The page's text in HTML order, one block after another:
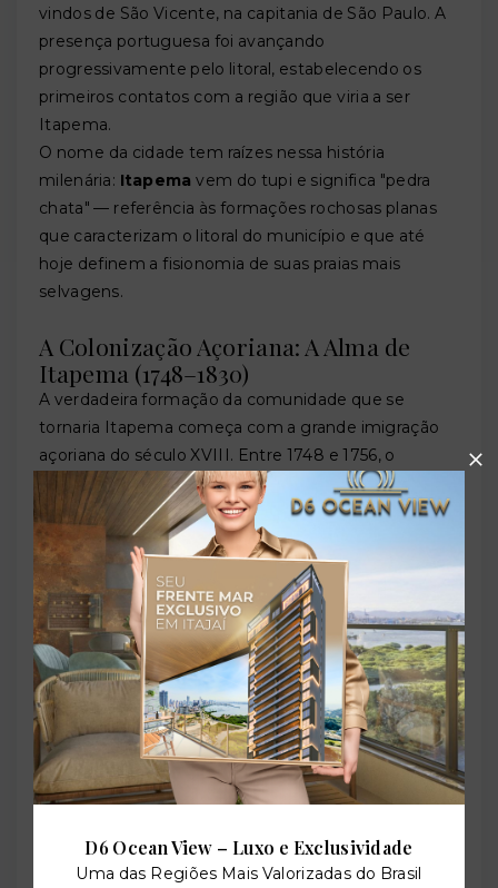
vindos de São Vicente, na capitania de São Paulo. A
presença portuguesa foi avançando
progressivamente pelo litoral, estabelecendo os
primeiros contatos com a região que viria a ser
Itapema.
O nome da cidade tem raízes nessa história
milenária: Itapema vem do tupi e significa "pedra
chata" — referência às formações rochosas planas
que caracterizam o litoral do município e que até
hoje definem a fisionomia de suas praias mais
selvagens.
A Colonização Açoriana: A Alma de
Itapema (1748–1830)
A verdadeira formação da comunidade que se
tornaria Itapema começa com a grande imigração
açoriana do século XVIII. Entre 1748 e 1756, o
governo português promoveu o envio sistemático
de famílias das ilhas dos Açores para colonizar o
litoral de Santa Catarina. Os colonizadores que
chegaram à região de Itapema vinham das ilhas
Terceira, São Jorge, Pico, Faial, Graciosa e São
Miguel— ilhas de onde partiram milhares de famílias
em busca de terra e futuro no Brasil.
Os açorianos que já estavam estabelecidos nas
comunidades de São Miguel e Santo Antônio foram
os responsáveis pelo povoamento da Baía de Porto
Belo, onde ajudaram a fundar a Freguesia de Porto
Belo em 18 de dezembro de 1824. Foram os
décadas do século XIX, desceram pelo litoral e foram
ocupar progressivamente a região de Itapema.
D6 Ocean View – Luxo e Exclusividade
Uma das Regiões Mais Valorizadas do Brasil